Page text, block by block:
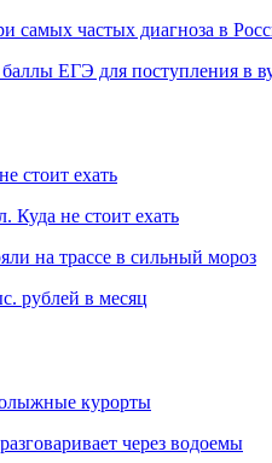
самых частых диагноза в
ЕГЭ для поступления в
стоит ехать
Куда не стоит ехать
на трассе в сильный мороз
рублей в месяц
курорты
через водоемы